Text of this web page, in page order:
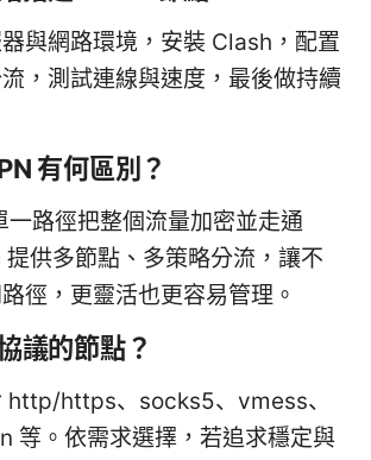
與網路環境，安裝 Clash，配置
，測試連線與速度，最後做持續
有何區別？
一路徑把整個流量加密並走通
供多節點、多策略分流，讓不
徑，更靈活也更容易管理。
議的節點？
http/https、socks5、vmess、
等。依需求選擇，若追求穩定與